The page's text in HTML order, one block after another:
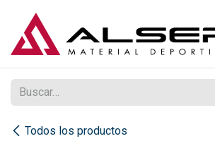
Todos los productos